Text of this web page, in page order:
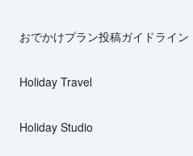
おでかけプラン投稿ガイドライン
Holiday Travel
Holiday Studio